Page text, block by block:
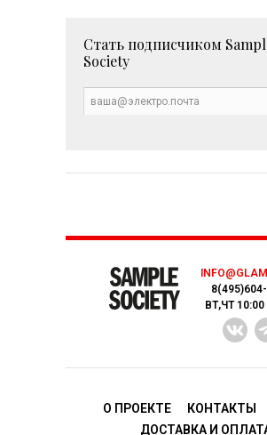
Стать подписчиком
Society
ВТ,ЧТ
О ПРОЕКТЕ КОНТАКТЫ
ДОСТАВКA И